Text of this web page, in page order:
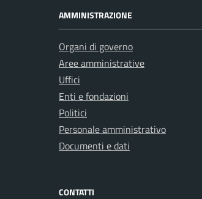
AMMINISTRAZIONE
Organi di governo
Aree amministrative
Uffici
Enti e fondazioni
Politici
Personale amministrativo
Documenti e dati
CONTATTI